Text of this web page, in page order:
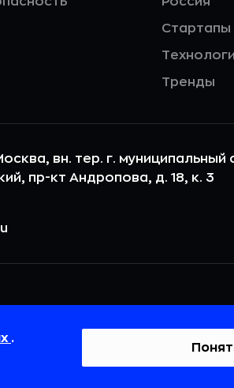
Стартапы
Тренды
вн. тер. г. муниципальный
пр-кт Андропова, д. 18, к. 3
пользования веб-сайтом. Если вы не
данные обрабатывались, пожалуйста,
.